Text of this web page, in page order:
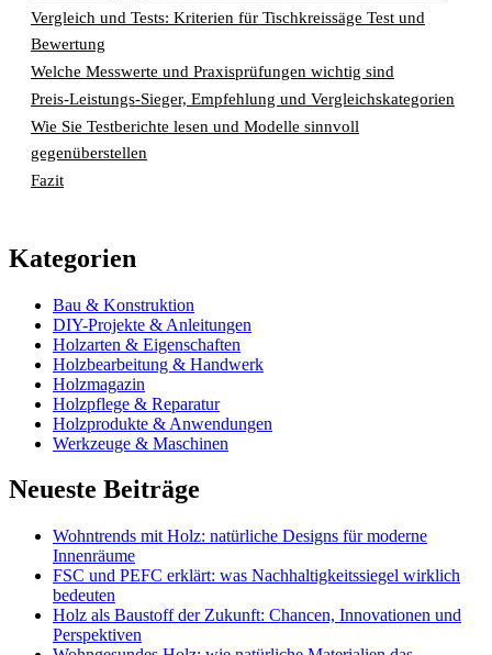
Vergleich und Tests: Kriterien für Tischkreissäge Test und
Bewertung
Welche Messwerte und Praxisprüfungen wichtig sind
Preis-Leistungs-Sieger, Empfehlung und Vergleichskategorien
Wie Sie Testberichte lesen und Modelle sinnvoll
gegenüberstellen
Fazit
Kategorien
Bau & Konstruktion
DIY-Projekte & Anleitungen
Holzarten & Eigenschaften
Holzbearbeitung & Handwerk
Holzmagazin
Holzpflege & Reparatur
Holzprodukte & Anwendungen
Werkzeuge & Maschinen
Neueste Beiträge
Wohntrends mit Holz: natürliche Designs für moderne
Innenräume
FSC und PEFC erklärt: was Nachhaltigkeitssiegel wirklich
bedeuten
Holz als Baustoff der Zukunft: Chancen, Innovationen und
Perspektiven